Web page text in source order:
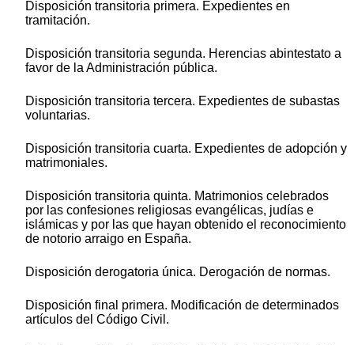
Disposición transitoria primera. Expedientes en
tramitación.
Disposición transitoria segunda. Herencias abintestato a
favor de la Administración pública.
Disposición transitoria tercera. Expedientes de subastas
voluntarias.
Disposición transitoria cuarta. Expedientes de adopción y
matrimoniales.
Disposición transitoria quinta. Matrimonios celebrados
por las confesiones religiosas evangélicas, judías e
islámicas y por las que hayan obtenido el reconocimiento
de notorio arraigo en España.
Disposición derogatoria única. Derogación de normas.
Disposición final primera. Modificación de determinados
artículos del Código Civil.